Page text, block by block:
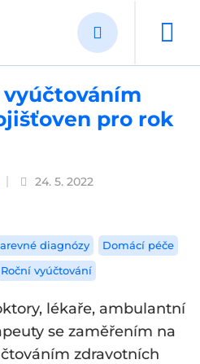
vyúčtováním
pro rok
24. 5. 2022
diagnózy
Domácí péče
Roční vyúčtování
lékaře, ambulantní
se zaměřením na
zdravotních